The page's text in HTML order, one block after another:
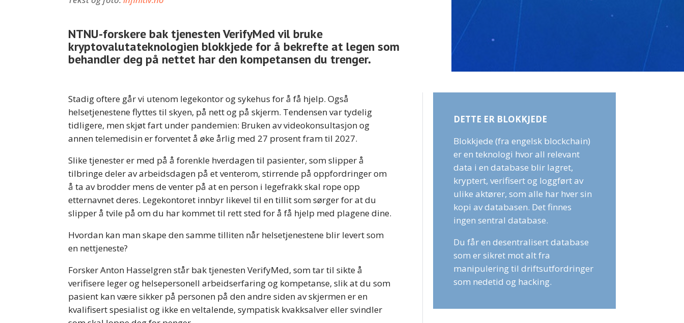
NTNU-forskere bak tjenesten VerifyMed vil bruke
kryptovalutateknologien blokkjede for å bekrefte at legen som
behandler deg på nettet har den kompetansen du trenger.
Stadig oftere går vi utenom legekontor og sykehus for å få hjelp. Også
helsetjenestene flyttes til skyen, på nett og på skjerm. Tendensen var tydelig
tidligere, men skjøt fart under pandemien: Bruken av videokonsultasjon og
annen telemedisin er forventet å øke årlig med 27 prosent fram til 2027.
Slike tjenester er med på å forenkle hverdagen til pasienter, som slipper å
tilbringe deler av arbeidsdagen på et venterom, stirrende på oppfordringer om
å ta av brodder mens de venter på at en person i legefrakk skal rope opp
etternavnet deres. Legekontoret innbyr likevel til en tillit som sørger for at du
slipper å tvile på om du har kommet til rett sted for å få hjelp med plagene dine.
Hvordan kan man skape den samme tilliten når helsetjenestene blir levert som
en nettjeneste?
Forsker Anton Hasselgren står bak tjenesten VerifyMed, som tar til sikte å
verifisere leger og helsepersonell arbeidserfaring og kompetanse, slik at du som
pasient kan være sikker på personen på den andre siden av skjermen er en
kvalifisert spesialist og ikke en veltalende, sympatisk kvakksalver eller svindler
DETTE ER BLOKKJEDE
Blokkjede (fra engelsk blockchain)
er en teknologi hvor all relevant
data i en database blir lagret,
kryptert, verifisert og loggført av
ulike aktører, som alle har hver sin
kopi av databasen. Det finnes
ingen sentral database.
Du får en desentralisert database
som er sikret mot alt fra
manipulering til driftsutfordringer
som nedetid og hacking.